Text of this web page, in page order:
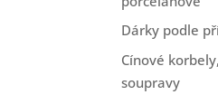
Dárky podle
Cínové
soupravy